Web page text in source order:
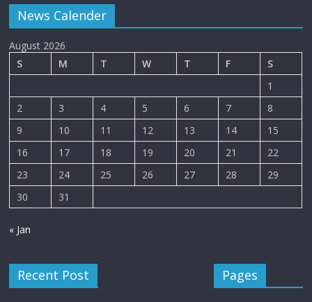
News Calender
August 2026
S
M T W T F
S
1
2
3 4 5 6 7
8
9
10 11 12 13 14
15
16
17 18 19 20 21
22
23
24 25 26 27 28
29
30
31
« Jan
Recent Post Pages